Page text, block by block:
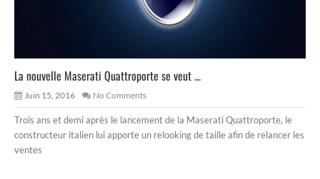
La nouvelle Maserati Quattroporte se veut ...
Juin 15, 2016 No Comments
Trois ans et demi après le lancement de la Maserati Quattroporte, le
constructeur italien lui apporte un relooking de taille afin de relancer les
ventes